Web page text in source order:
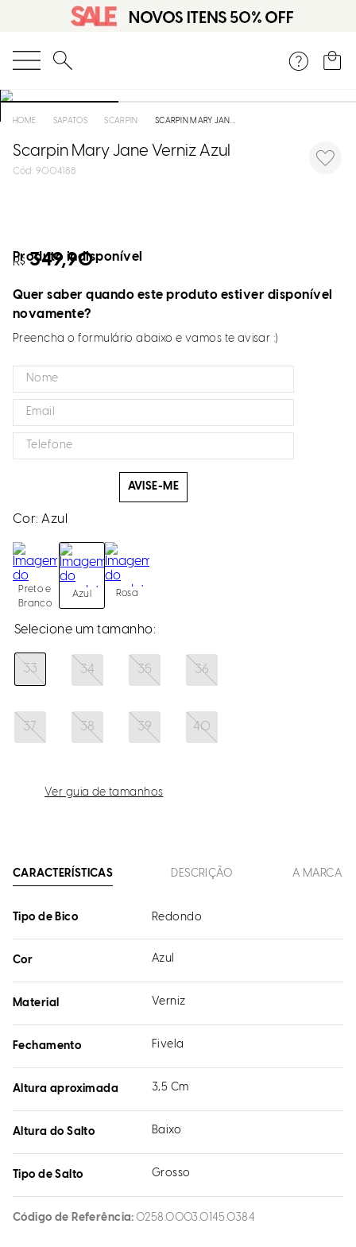
O que você está procurando?
SAPATOS SCARPIN SCARPIN MARY JANE VERNIZ AZUL
Scarpin Mary Jane Verniz Azul
: 9004188
R$ 349,90
Produto indisponível
Quer saber quando este produto estiver disponível
novamente?
Preencha o formulário abaixo e vamos te avisar :)
AVISE-ME
Cor:Azul
Preto e
Branco
Azul Rosa
33 34 35 36
37 38 39 40
Ver guia de tamanhos
CARACTERÍSTICAS DESCRIÇÃO A MARCA
Tipo de Bico Redondo
Cor Azul
Material Verniz
Fechamento Fivela
Altura aproximada 3,5 Cm
Altura do Salto Baixo
Tipo de Salto Grosso
Código de Referência 0258.0003.0145.0384